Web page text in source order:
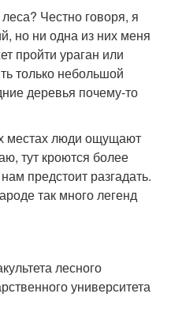
Честно говоря, я
но ни одна из них меня
пройти ураган или
только небольшой
деревья почему-то
местах люди ощущают
тут кроются более
предстоит разгадать.
так много легенд
лесного
университета